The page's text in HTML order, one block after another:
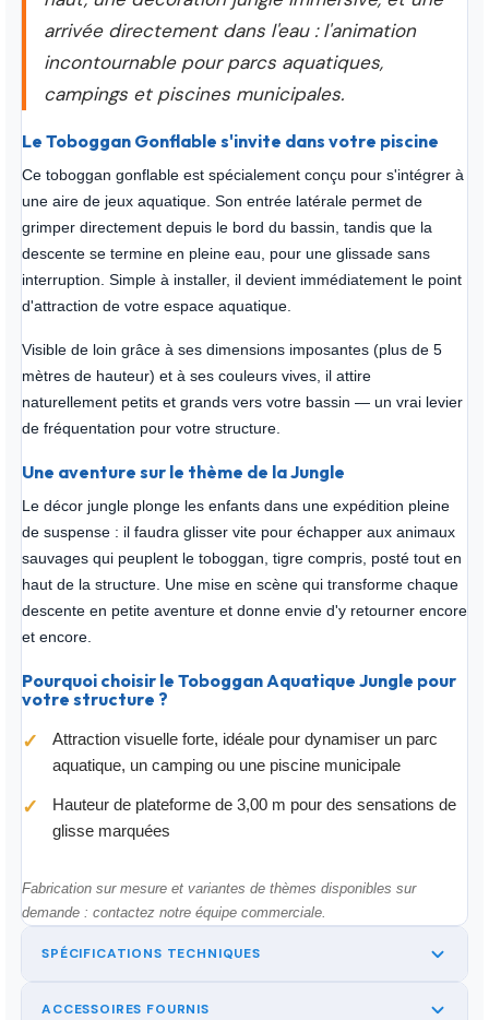
arrivée directement dans l'eau : l'animation
incontournable pour parcs aquatiques,
campings et piscines municipales.
Le Toboggan Gonflable s'invite dans votre piscine
Ce toboggan gonflable est spécialement conçu pour s'intégrer à
une aire de jeux aquatique. Son entrée latérale permet de
grimper directement depuis le bord du bassin, tandis que la
descente se termine en pleine eau, pour une glissade sans
interruption. Simple à installer, il devient immédiatement le point
d'attraction de votre espace aquatique.
Visible de loin grâce à ses dimensions imposantes (plus de 5
mètres de hauteur) et à ses couleurs vives, il attire
naturellement petits et grands vers votre bassin — un vrai levier
de fréquentation pour votre structure.
Une aventure sur le thème de la Jungle
Le décor jungle plonge les enfants dans une expédition pleine
de suspense : il faudra glisser vite pour échapper aux animaux
sauvages qui peuplent le toboggan, tigre compris, posté tout en
haut de la structure. Une mise en scène qui transforme chaque
descente en petite aventure et donne envie d'y retourner encore
et encore.
Pourquoi choisir le Toboggan Aquatique Jungle pour
votre structure ?
✓
Attraction visuelle forte, idéale pour dynamiser un parc
aquatique, un camping ou une piscine municipale
✓
Hauteur de plateforme de 3,00 m pour des sensations de
glisse marquées
Fabrication sur mesure et variantes de thèmes disponibles sur
demande : contactez notre équipe commerciale.
SPÉCIFICATIONS TECHNIQUES
ACCESSOIRES FOURNIS